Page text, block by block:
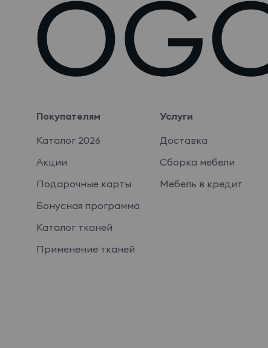
Покупателям
Каталог 2026
Акции
Подарочные карты
Бонусная программа
Каталог тканей
Применение тканей
Услуги
Доставка
Сборка мебели
Мебель в кредит